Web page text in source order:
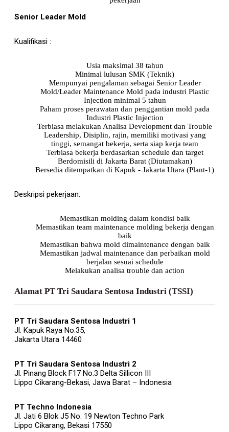
Senior Leader Mold
Kualifikasi :
Usia maksimal 38 tahun
Minimal lulusan SMK (Teknik)
Mempunyai pengalaman sebagai Senior Leader
Mold/Leader Maintenance Mold pada industri Plastic
Injection minimal 5 tahun
Paham proses perawatan dan penggantian mold pada
Industri Plastic Injection
Terbiasa melakukan Analisa Development dan Trouble
Leadership, Disiplin, rajin, memiliki motivasi yang
tinggi, semangat bekerja, serta siap kerja team
Terbiasa bekerja berdasarkan schedule dan target
Berdomisili di Jakarta Barat (Diutamakan)
Bersedia ditempatkan di Kapuk - Jakarta Utara (Plant-1)
Deskripsi pekerjaan:
Memastikan molding dalam kondisi baik
Memastikan team maintenance molding bekerja dengan
baik
Memastikan bahwa mold dimaintenance dengan baik
Memastikan jadwal maintenance dan perbaikan mold
berjalan sesuai schedule
Melakukan analisa trouble dan action
Alamat PT Tri Saudara Sentosa Industri (TSSI)
PT Tri Saudara Sentosa Industri 1
Jl. Kapuk Raya No.35,
Jakarta Utara 14460
PT Tri Saudara Sentosa Industri 2
Jl. Pinang Block F17 No.3 Delta Sillicon III
Lippo Cikarang-Bekasi, Jawa Barat – Indonesia
PT Techno Indonesia
Jl. Jati 6 Blok J5 No. 19 Newton Techno Park
Lippo Cikarang, Bekasi 17550